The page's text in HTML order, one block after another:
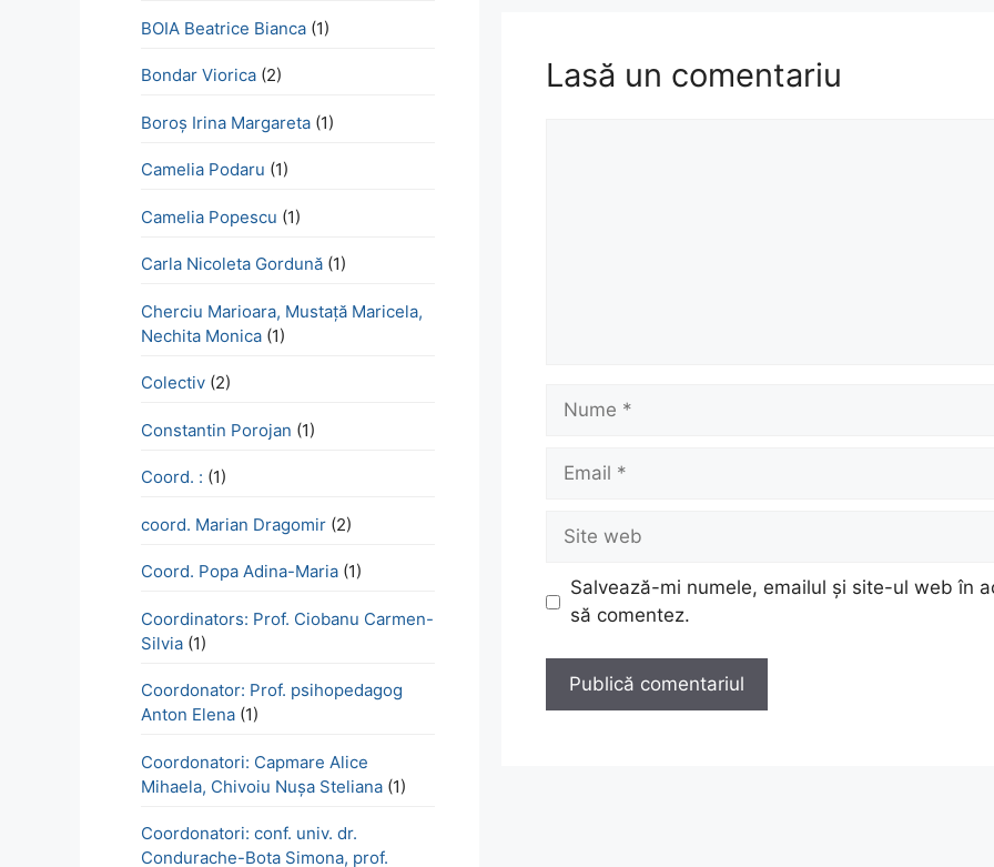
Lasă un comentariu
Nume
Email
Site
web
Salvează-mi numele, emailul și site-ul web în
să comentez.
BOIA Beatrice Bianca (1)
Bondar Viorica (2)
Boroş Irina Margareta (1)
Camelia Podaru (1)
Camelia Popescu (1)
Carla Nicoleta Gordună (1)
Cherciu Marioara, Mustață Maricela,
Nechita Monica (1)
Colectiv (2)
Constantin Porojan (1)
Coord. : (1)
coord. Marian Dragomir (2)
Coord. Popa Adina-Maria (1)
Coordinators: Prof. Ciobanu Carmen-
Silvia (1)
Coordonator: Prof. psihopedagog
Anton Elena (1)
Coordonatori: Capmare Alice
Mihaela, Chivoiu Nușa Steliana (1)
Coordonatori: conf. univ. dr.
Condurache-Bota Simona, prof.